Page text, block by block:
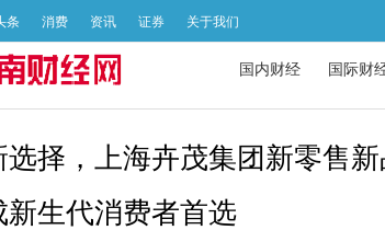
条 消费 资讯 证券 关于我们
国内财经 国际财
择，上海卉茂集团新零售
生代消费者首选